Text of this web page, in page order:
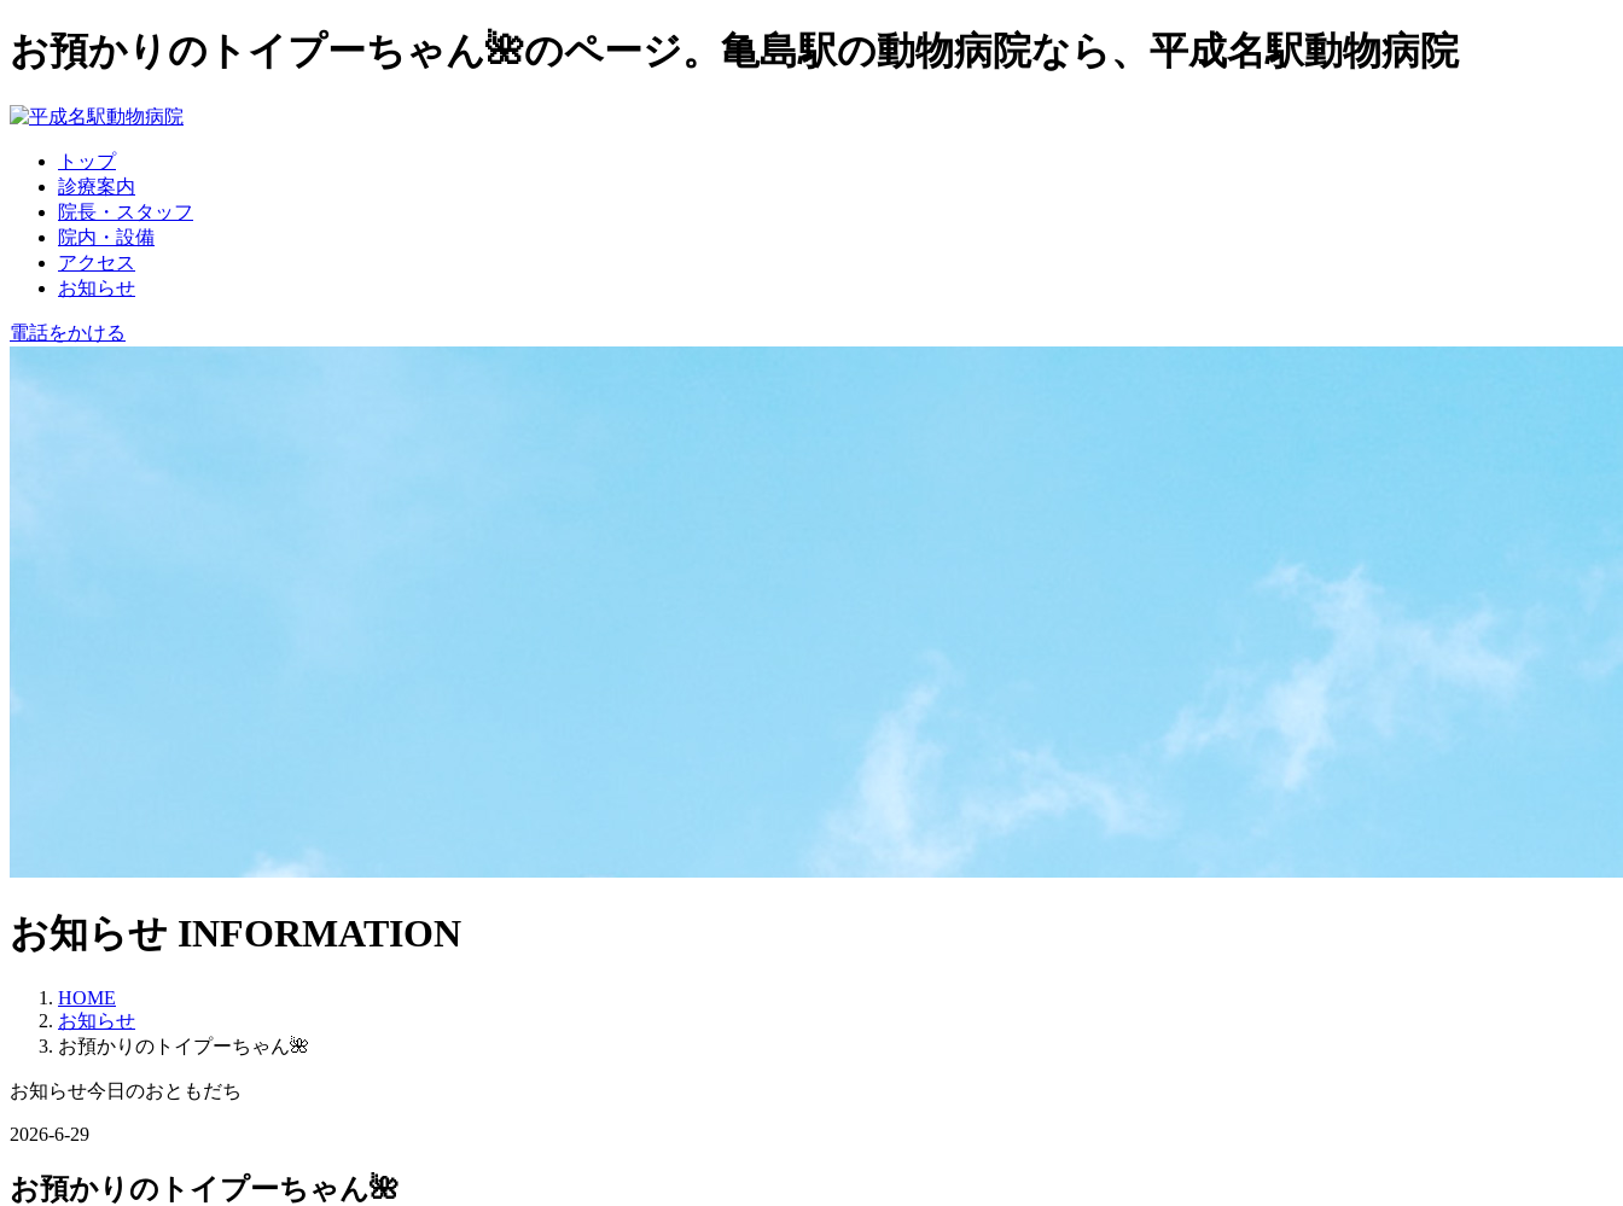
お預かりのトイプーちゃん🌺のページ。亀島駅の動物病院なら、平成名駅動物病院
トップ
診療案内
院長・スタッフ
院内・設備
アクセス
お知らせ
電話をかける
お知らせ INFORMATION
HOME
お知らせ
お預かりのトイプーちゃん🌺
お知らせ今日のおともだち
2026-6-29
お預かりのトイプーちゃん🌺